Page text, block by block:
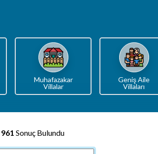
Muhafazakar
Villalar
Geniş Aile
Villaları
961 Sonuç Bulundu